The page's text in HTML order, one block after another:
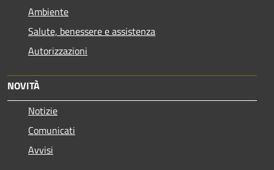
Ambiente
Salute, benessere e assistenza
Autorizzazioni
NOVITÀ
Notizie
Comunicati
Avvisi